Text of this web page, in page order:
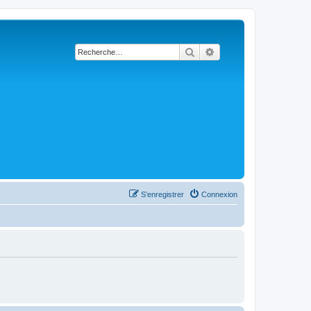
Rechercher
Connexion
S’enregistrer